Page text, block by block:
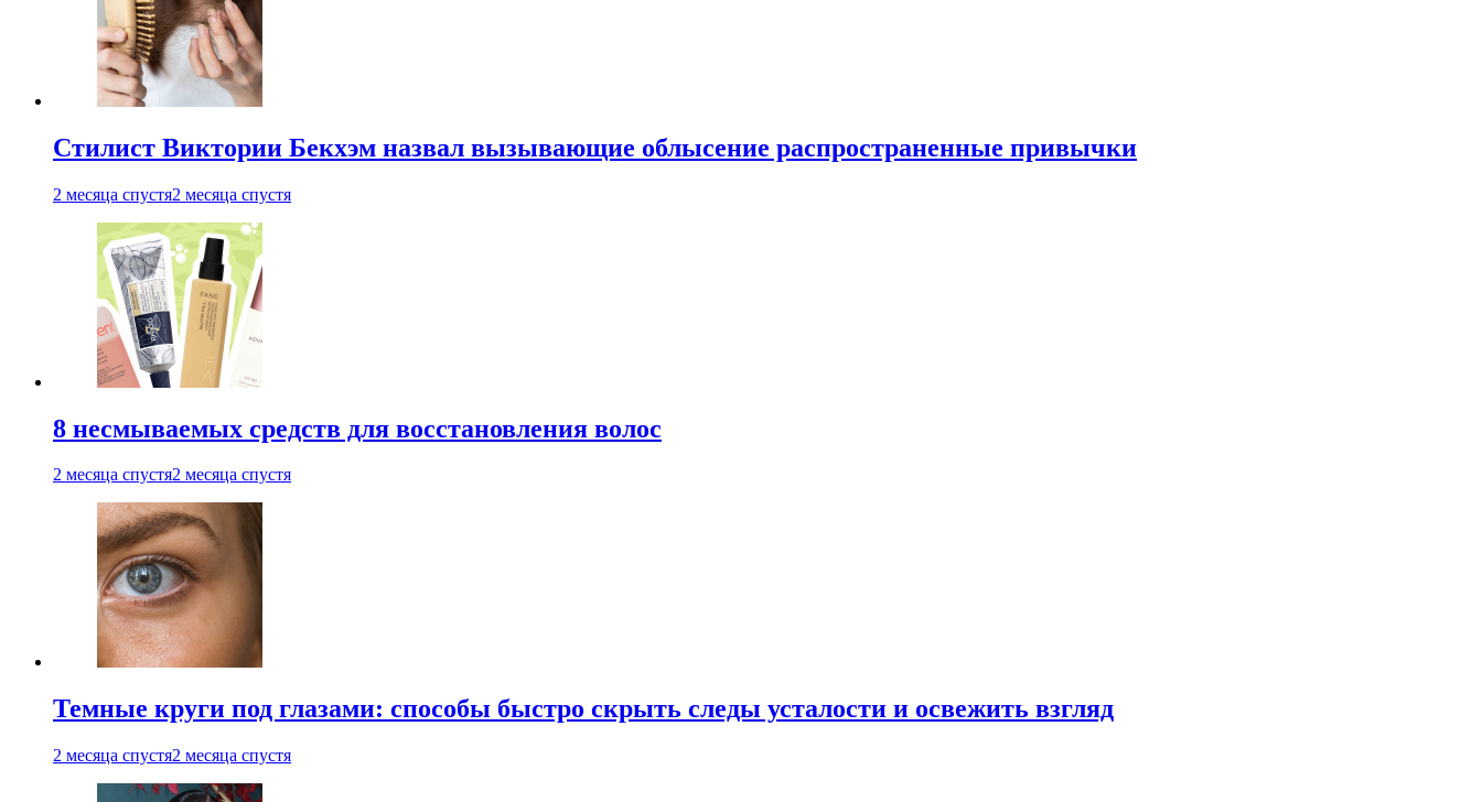
Стилист Виктории Бекхэм назвал вызывающие облысение распространенные привычки
2 месяца спустя2 месяца спустя
8 несмываемых средств для восстановления волос
2 месяца спустя2 месяца спустя
Темные круги под глазами: способы быстро скрыть следы усталости и освежить взгляд
2 месяца спустя2 месяца спустя